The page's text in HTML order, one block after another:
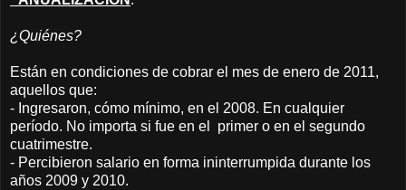
¿Quiénes?
Están en condiciones de cobrar el mes de enero de 2011,
aquellos que:
- Ingresaron, cómo mínimo, en el 2008. En cualquier
período. No importa si fue en el primer o en el segundo
cuatrimestre.
- Percibieron salario en forma ininterrumpida durante los
años 2009 y 2010.